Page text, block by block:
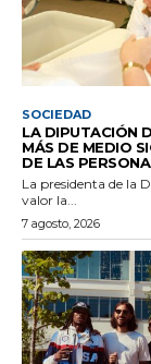
SOCIEDAD
LA DIPUTACIÓN
MÁS DE MEDIO
DE LAS
La presidenta de la
valor la...
7 agosto, 2026